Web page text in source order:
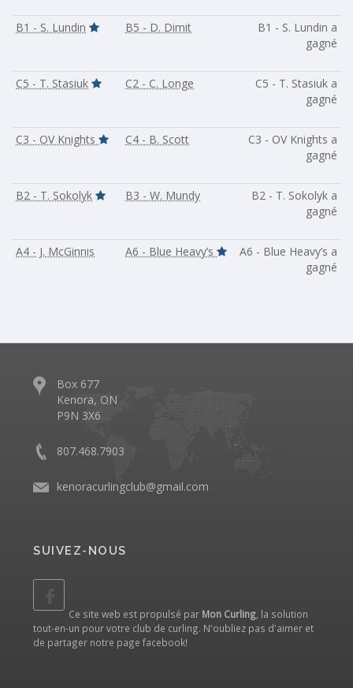
B1 - S. Lundin B5 - D. Dimit
B1 - S. Lundin a
gagné
C5 - T. Stasiuk C2 - C. Longe
C5 - T. Stasiuk a
gagné
C3 - OV Knights C4 - B. Scott
C3 - OV Knights a
gagné
B2 - T. Sokolyk B3 - W. Mundy
B2 - T. Sokolyk a
gagné
A4 - J. McGinnis A6 - Blue Heavy’s
A6 - Blue Heavy’s a
gagné
Box 677
Kenora, ON
P9N 3X6
807.468.7903
kenoracurlingclub@gmail.com
SUIVEZ-NOUS
Ce site web est propulsé par Mon Curling , la solution
tout-en-un pour votre club de curling. N'oubliez pas d'aimer et
de partager notre page facebook!